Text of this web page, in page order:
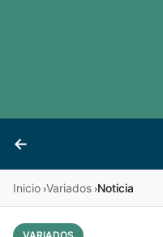
←
Vives
Inicio ›Variados ›Noticia
VARIADOS